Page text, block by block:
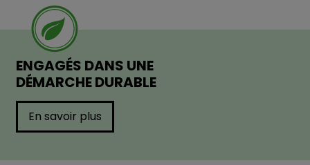
ENGAGÉS DANS UNE
DÉMARCHE DURABLE
En savoir plus